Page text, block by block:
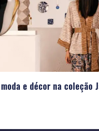
moda e décor na coleção